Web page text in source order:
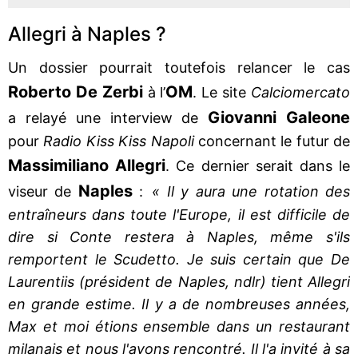
Allegri à Naples ?
Un dossier pourrait toutefois relancer le cas
Roberto De Zerbià l’OM. Le site Calciomercato
a relayé une interview de Giovanni Galeone
pour Radio Kiss Kiss Napoliconcernant le futur de
Massimiliano Allegri. Ce dernier serait dans le
viseur de Naples: « Il y aura une rotation des
entraîneurs dans toute l'Europe, il est difficile de
dire si Conte restera à Naples, même s'ils
remportent le Scudetto. Je suis certain que De
Laurentiis (président de Naples, ndlr) tient Allegri
en grande estime. Il y a de nombreuses années,
Max et moi étions ensemble dans un restaurant
milanais et nous l'avons rencontré. Il l'a invité à sa